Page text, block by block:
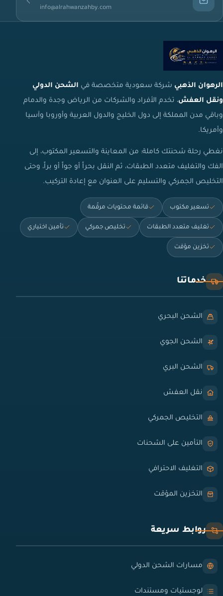
info@alrahwanzahby.com
الرهوان الذهبي شركة سعودية متخصصة في الشحن الدولي
ونقل العفش، تخدم الأفراد والشركات من الرياض وجدة والدمام
وباقي مدن المملكة إلى دول الخليج والدول العربية وأوروبا وآسيا
وأمريكا.
نغطي رحلة شحنتك كاملة: من المعاينة والتسعير المكتوب، إلى
الفك والتغليف متعدد الطبقات، ثم النقل بحراً أو جواً أو براً، وحتى
التخليص الجمركي والتسليم على العنوان مع إعادة التركيب.
تسعير مكتوب قائمة محتويات مرقّمة
تغليف متعدد الطبقات تخليص جمركي تأمين اختياري
تخزين مؤقت
خدماتنا
الشحن البحري
الشحن الجوي
الشحن البري
نقل العفش
التخليص الجمركي
التأمين على الشحنات
التغليف الاحترافي
التخزين المؤقت
روابط سريعة
مسارات الشحن الدولي
لوجستيات ومستندات